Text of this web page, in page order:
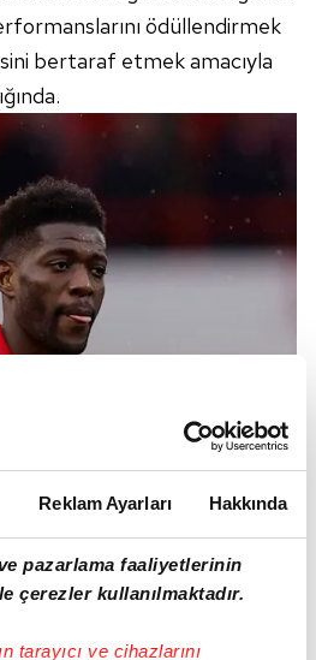
Reklam Ayarları Hakkında
pazarlama faaliyetlerinin
çerezler kullanılmaktadır.
tarayıcı ve cihazlarını
ödüllendirmek
bertaraf etmek amacıyla